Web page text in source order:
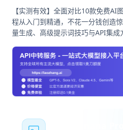
【实测有效】全面对比10款免费AI
程从入门到精通，不花一分钱创造
量生成、高级提示词技巧与API集成